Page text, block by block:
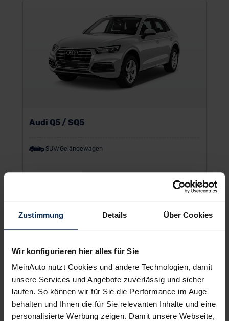
Zustimmung Details Über Cookies
Wir konfigurieren hier alles für Sie
MeinAuto nutzt Cookies und andere Technologien, damit
unsere Services und Angebote zuverlässig und sicher
laufen. So können wir für Sie die Performance im Auge
behalten und Ihnen die für Sie relevanten Inhalte und eine
personalisierte Werbung zeigen. Damit unsere Webseite,
Audi Q5 / SQ5
SUV/Geländewagen
ab625 /Monat